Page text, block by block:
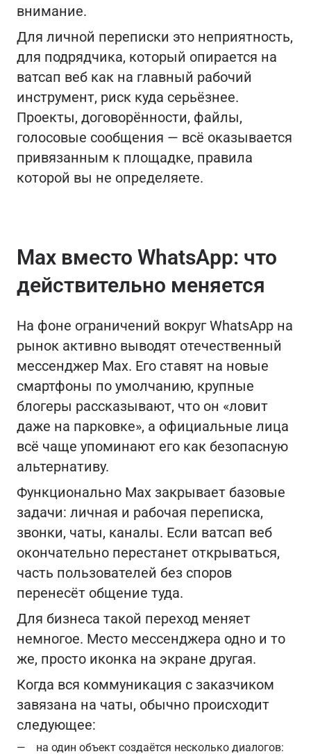
внимание.
Для личной переписки это неприятность,
для подрядчика, который опирается на
ватсап веб как на главный рабочий
инструмент, риск куда серьёзнее.
Проекты, договорённости, файлы,
голосовые сообщения — всё оказывается
привязанным к площадке, правила
которой вы не определяете.
Max вместо WhatsApp: что
действительно меняется
На фоне ограничений вокруг WhatsApp на
рынок активно выводят отечественный
мессенджер Max. Его ставят на новые
смартфоны по умолчанию, крупные
блогеры рассказывают, что он «ловит
даже на парковке», а официальные лица
всё чаще упоминают его как безопасную
альтернативу.
Функционально Max закрывает базовые
задачи: личная и рабочая переписка,
звонки, чаты, каналы. Если ватсап веб
окончательно перестанет открываться,
часть пользователей без споров
перенесёт общение туда.
Для бизнеса такой переход меняет
немногое. Место мессенджера одно и то
же, просто иконка на экране другая.
Когда вся коммуникация с заказчиком
завязана на чаты, обычно происходит
следующее:
на один объект создаётся несколько диалогов: